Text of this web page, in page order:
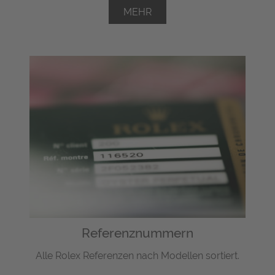
MEHR
Referenznummern
Alle Rolex Referenzen nach Modellen sortiert.